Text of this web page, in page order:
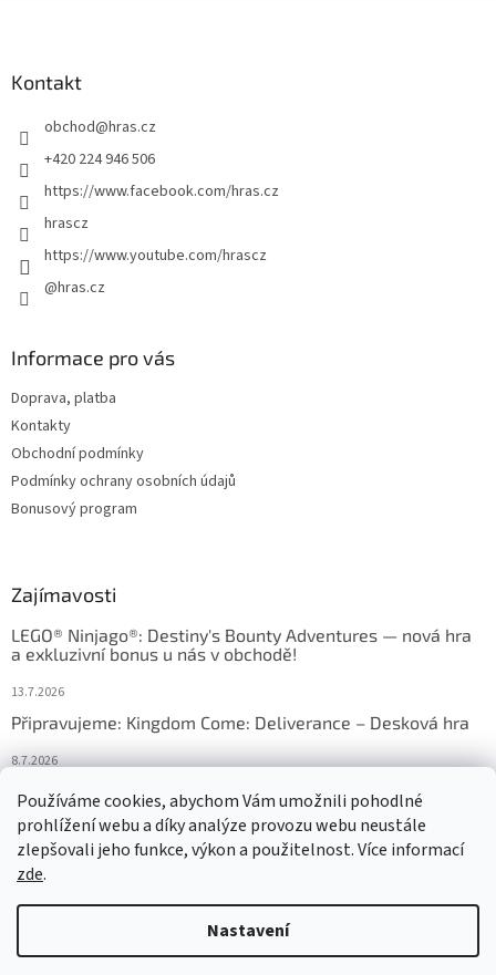
Používáme cookies, abychom Vám umožnili pohodlné
prohlížení webu a díky analýze provozu webu neustále
zlepšovali jeho funkce, výkon a použitelnost. Více informací
zde.
Nastavení
Kontakt
obchod@hras.cz
+420 224 946 506
https://www.facebook.com/hras.cz
hrascz
https://www.youtube.com/hrascz
@hras.cz
Informace pro vás
Doprava, platba
Kontakty
Obchodní podmínky
Podmínky ochrany osobních údajů
Bonusový program
Zajímavosti
LEGO® Ninjago®: Destiny's Bounty Adventures — nová hra
a exkluzivní bonus u nás v obchodě!
13.7.2026
Připravujeme: Kingdom Come: Deliverance – Desková hra
8.7.2026
Nejlepší deskové hry: výběr, který frčí v celém Česku
18.6.2026